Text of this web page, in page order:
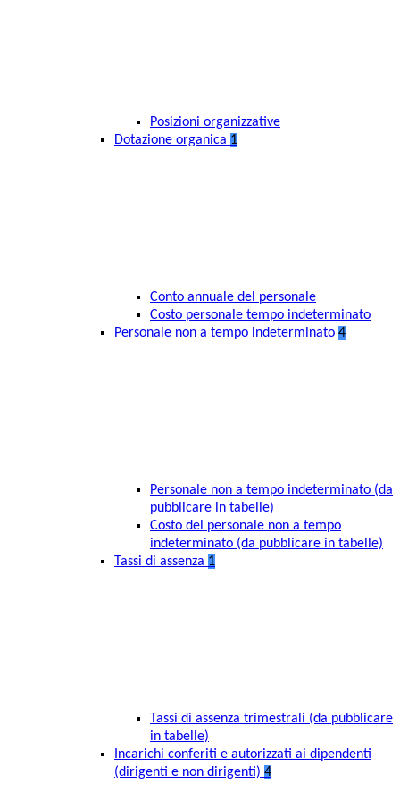
Posizioni organizzative
Dotazione organica 1
Conto annuale del personale
Costo personale tempo indeterminato
Personale non a tempo indeterminato 4
Personale non a tempo indeterminato (da
pubblicare in tabelle)
Costo del personale non a tempo
indeterminato (da pubblicare in tabelle)
Tassi di assenza 1
Tassi di assenza trimestrali (da pubblicare
in tabelle)
Incarichi conferiti e autorizzati ai dipendenti
(dirigenti e non dirigenti) 4